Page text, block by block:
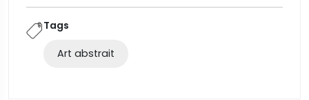
Tags
Art abstrait